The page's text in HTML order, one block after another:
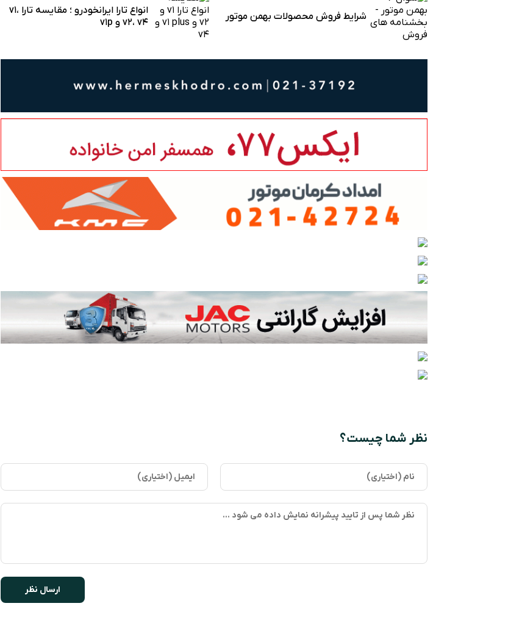
شرایط فروش محصولات بهمن موتور
انواع تارا ایرانخودرو ؛ مقایسه تارا v1،
v2، v4 و v1p
نظر شما چیست؟